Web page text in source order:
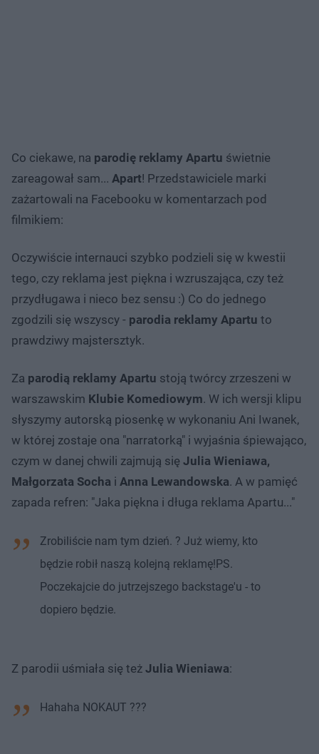
Co ciekawe, na parodię reklamy Apartu świetnie
zareagował sam... Apart! Przedstawiciele marki
zażartowali na Facebooku w komentarzach pod
filmikiem:
Oczywiście internauci szybko podzieli się w kwestii
tego, czy reklama jest piękna i wzruszająca, czy też
przydługawa i nieco bez sensu :) Co do jednego
zgodzili się wszyscy - parodia reklamy Apartu to
prawdziwy majstersztyk.
Za parodią reklamy Apartu stoją twórcy zrzeszeni w
warszawskim Klubie Komediowym. W ich wersji klipu
słyszymy autorską piosenkę w wykonaniu Ani Iwanek,
w której zostaje ona "narratorką" i wyjaśnia śpiewająco,
czym w danej chwili zajmują się Julia Wieniawa,
Małgorzata Socha i Anna Lewandowska. A w pamięć
zapada refren: "Jaka piękna i długa reklama Apartu..."
Zrobiliście nam tym dzień. ? Już wiemy, kto
będzie robił naszą kolejną reklamę!PS.
Poczekajcie do jutrzejszego backstage'u - to
dopiero będzie.
Z parodii uśmiała się też Julia Wieniawa:
Hahaha NOKAUT ???